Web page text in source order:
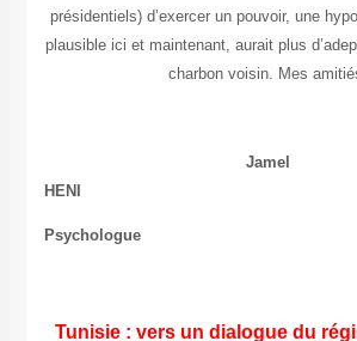
présidentiels) d’exercer un pouvoir, une
plausible ici et maintenant, aurait plus
charbon voisin. Mes
Jamel
Tunisie : vers un dialogue du